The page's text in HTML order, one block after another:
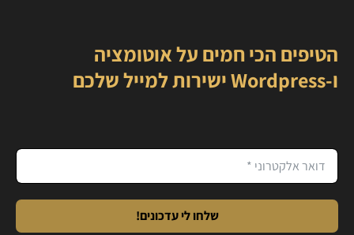
הטיפים הכי חמים על אוטומציה
ו-Wordpress ישירות למייל שלכם
שלחו לי עדכונים!